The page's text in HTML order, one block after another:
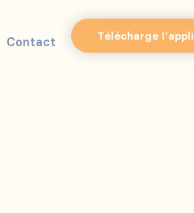
Contact Télécharge l'appli